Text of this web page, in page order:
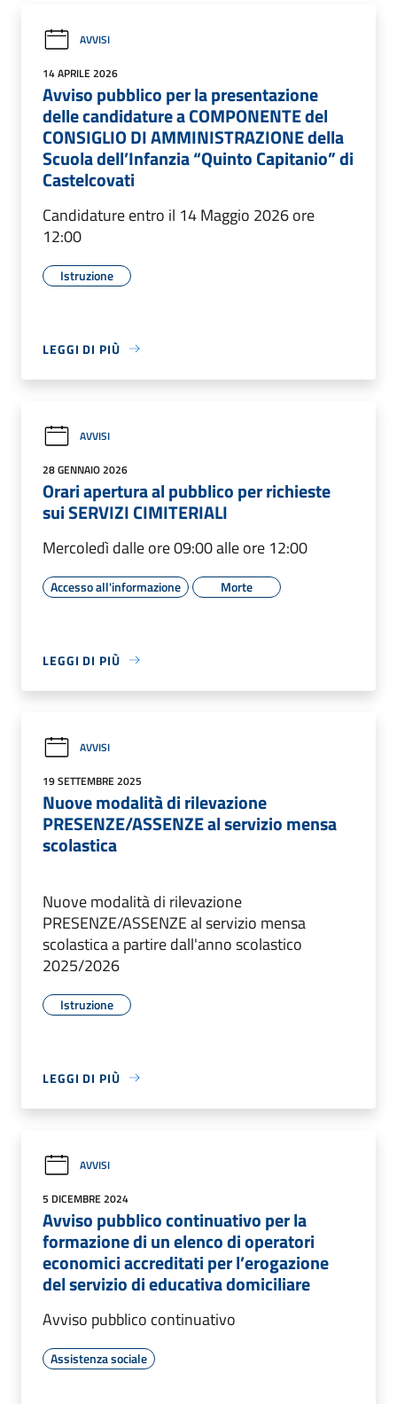
AVVISI
14 APRILE 2026
Avviso pubblico per la presentazione
delle candidature a COMPONENTE del
CONSIGLIO DI AMMINISTRAZIONE della
Scuola dell’Infanzia “Quinto Capitanio” di
Castelcovati
Candidature entro il 14 Maggio 2026 ore
12:00
Istruzione
LEGGI DI PIÙ
AVVISI
28 GENNAIO 2026
Orari apertura al pubblico per richieste
sui SERVIZI CIMITERIALI
Mercoledì dalle ore 09:00 alle ore 12:00
Accesso all'informazione Morte
LEGGI DI PIÙ
AVVISI
19 SETTEMBRE 2025
Nuove modalità di rilevazione
PRESENZE/ASSENZE al servizio mensa
scolastica
Nuove modalità di rilevazione
PRESENZE/ASSENZE al servizio mensa
scolastica a partire dall'anno scolastico
2025/2026
Istruzione
LEGGI DI PIÙ
AVVISI
5 DICEMBRE 2024
Avviso pubblico continuativo per la
formazione di un elenco di operatori
economici accreditati per l’erogazione
del servizio di educativa domiciliare
Avviso pubblico continuativo
Assistenza sociale